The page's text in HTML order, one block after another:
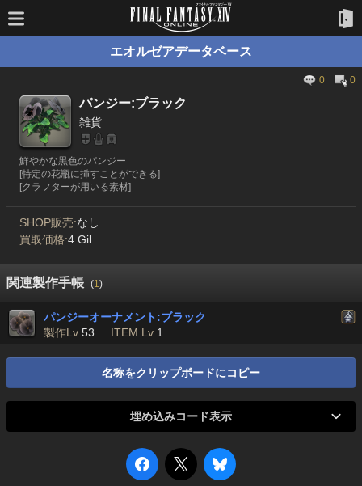
エオルゼアデータベース
0 0
パンジー:ブラック
雑貨
鮮やかな黒色のパンジー
[特定の花瓶に挿すことができる]
[クラフターが用いる素材]
SHOP販売:なし
買取価格:4 Gil
関連製作手帳 (1)
パンジーオーナメント:ブラック
製作Lv 53 ITEM Lv 1
名称をクリップボードにコピー
埋め込みコード表示